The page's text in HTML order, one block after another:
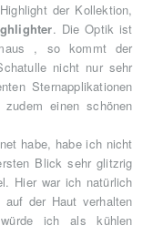
der Kollektion,
. Die Optik ist
, so kommt der
nicht nur sehr
Sternapplikationen
einen schönen
habe, habe ich nicht
Blick sehr glitzrig
Hier war ich natürlich
der Haut verhalten
ich als kühlen